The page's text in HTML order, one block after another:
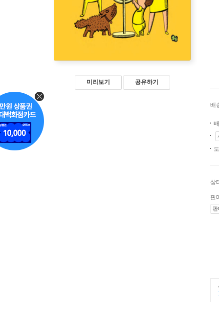
미리보기 공유하기
배
상
판
판